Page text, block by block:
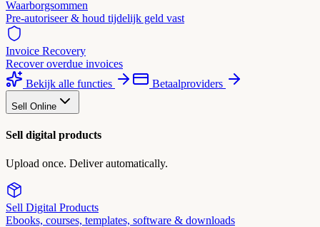
Waarborgsommen
Pre-autoriseer & houd tijdelijk geld vast
Invoice Recovery
Recover overdue invoices
Bekijk alle functies
Betaalproviders
Sell Online
Sell digital products
Upload once. Deliver automatically.
Sell Digital Products
Ebooks, courses, templates, software & downloads